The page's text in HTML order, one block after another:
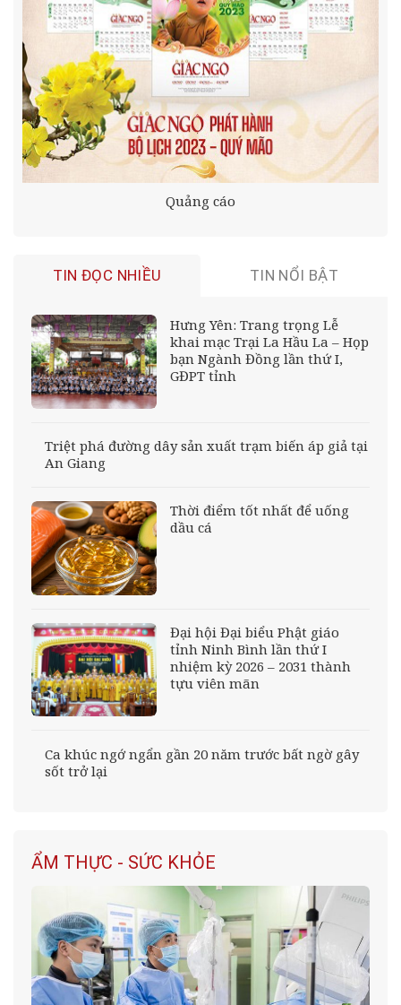
Quảng cáo
TIN ĐỌC NHIỀU TIN NỔI BẬT
Hưng Yên: Trang trọng Lễ
khai mạc Trại La Hầu La – Họp
bạn Ngành Đồng lần thứ I,
GĐPT tỉnh
Triệt phá đường dây sản xuất trạm biến áp giả tại
An Giang
Thời điểm tốt nhất để uống
dầu cá
Đại hội Đại biểu Phật giáo
tỉnh Ninh Bình lần thứ I
nhiệm kỳ 2026 – 2031 thành
tựu viên mãn
Ca khúc ngớ ngẩn gần 20 năm trước bất ngờ gây
sốt trở lại
ẨM THỰC - SỨC KHỎE